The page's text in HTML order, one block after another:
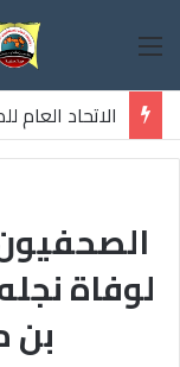
القائمة
الاتحاد
ثلاثة صحفيين
لوفاة
بن